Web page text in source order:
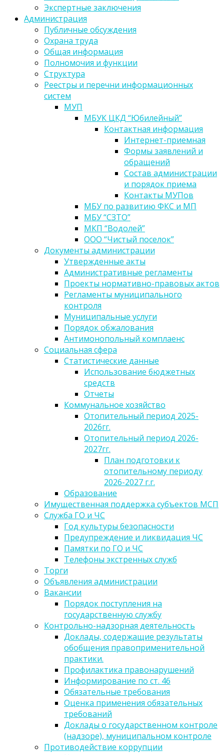
Экспертные заключения
Администрация
Публичные обсуждения
Охрана труда
Общая информация
Полномочия и функции
Структура
Реестры и перечни информационных
систем
МУП
МБУК ЦКД “Юбилейный”
Контактная информация
Интернет-приемная
Формы заявлений и
обращений
Состав администрации
и порядок приема
Контакты МУПов
МБУ по развитию ФКС и МП
МБУ “СЗТО”
МКП “Водолей”
ООО “Чистый поселок”
Документы администрации
Утвержденные акты
Административные регламенты
Проекты нормативно-правовых актов
Регламенты муниципального
контроля
Муниципальные услуги
Порядок обжалования
Антимонопольный комплаенс
Социальная сфера
Статистические данные
Использование бюджетных
средств
Отчеты
Коммунальное хозяйство
Отопительный период 2025-
2026гг.
Отопительный период 2026-
2027гг.
План подготовки к
отопительному периоду
2026-2027 г.г.
Образование
Имущественная поддержка субъектов МСП
Служба ГО и ЧС
Год культуры безопасности
Предупреждение и ликвидация ЧС
Памятки по ГО и ЧС
Телефоны экстренных служб
Торги
Объявления администрации
Вакансии
Порядок поступления на
государственную службу
Контрольно-надзорная деятельность
Доклады, содержащие результаты
обобщения правоприменительной
практики.
Профилактика правонарушений
Информирование по ст. 46
Обязательные требования
Оценка применения обязательных
требований
Доклады о государственном контроле
(надзоре), муниципальном контроле
Противодействие коррупции